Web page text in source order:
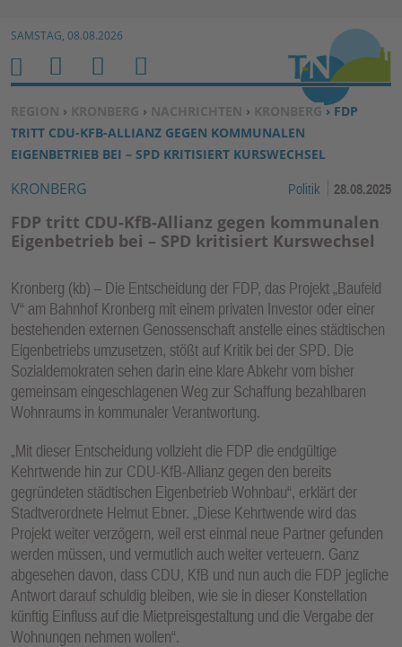
Zum Inhalt springen ↓
SAMSTAG, 08.08.2026
SIE BEFINDEN SICH HIER:
REGION › KRONBERG › NACHRICHTEN › KRONBERG› FDP
TRITT CDU-KFB-ALLIANZ GEGEN KOMMUNALEN
EIGENBETRIEB BEI – SPD KRITISIERT KURSWECHSEL
KRONBERG Politik 28.08.2025
FDP tritt CDU-KfB-Allianz gegen kommunalen
Eigenbetrieb bei – SPD kritisiert Kurswechsel
Kronberg (kb) – Die Entscheidung der FDP, das Projekt „Baufeld
V“ am Bahnhof Kronberg mit einem privaten Investor oder einer
bestehenden externen Genossenschaft anstelle eines städtischen
Eigenbetriebs umzusetzen, stößt auf Kritik bei der SPD. Die
Sozialdemokraten sehen darin eine klare Abkehr vom bisher
gemeinsam eingeschlagenen Weg zur Schaffung bezahlbaren
Wohnraums in kommunaler Verantwortung.
„Mit dieser Entscheidung vollzieht die FDP die endgültige
Kehrtwende hin zur CDU-KfB-Allianz gegen den bereits
gegründeten städtischen Eigenbetrieb Wohnbau“, erklärt der
Stadtverordnete Helmut Ebner. „Diese Kehrtwende wird das
Projekt weiter verzögern, weil erst einmal neue Partner gefunden
werden müssen, und vermutlich auch weiter verteuern. Ganz
abgesehen davon, dass CDU, KfB und nun auch die FDP jegliche
Antwort darauf schuldig bleiben, wie sie in dieser Konstellation
künftig Einfluss auf die Mietpreisgestaltung und die Vergabe der
Wohnungen nehmen wollen“.
H
O
M
E
M
E
N
U
S
U
C
H
B
E
N
U
E
R
U
N
K
TI
O
N
E
N